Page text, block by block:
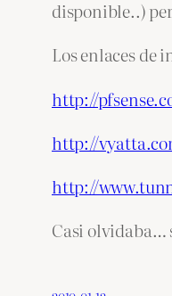
disponible..)
Los enlaces de
http://
http://
http://
Casi olvidaba…